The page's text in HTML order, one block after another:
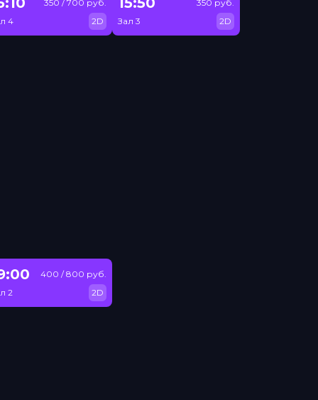
4
350 / 700 руб.
2D
Зал 3
350 руб.
2D
2
400 / 800 руб.
2D